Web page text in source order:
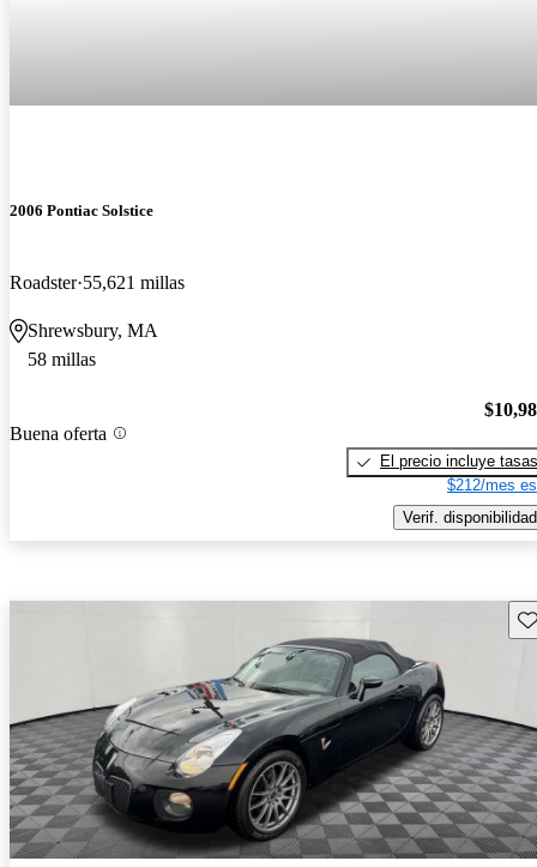
2006 Pontiac Solstice
Roadster 55,621 millas
Shrewsbury, MA
58 millas
Buena oferta
El precio incluye tasas
$212/mes
Verif. disponibilidad